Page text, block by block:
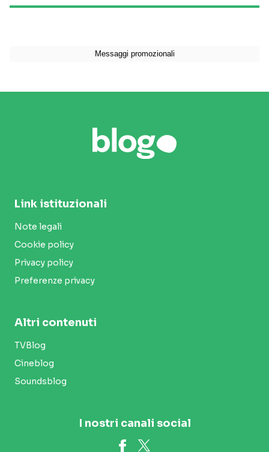
Link istituzionali
Note legali
Cookie policy
Privacy policy
Preferenze privacy
Altri contenuti
TVBlog
Cineblog
Soundsblog
I nostri canali social